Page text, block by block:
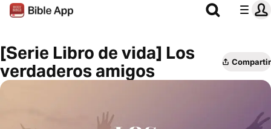
[Serie Libro de vida] Los
verdaderos amigos
Compartir